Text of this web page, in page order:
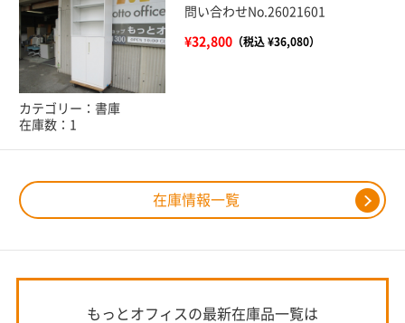
在庫情報一覧
問い合わせNo.26021601
¥32,800（税込 ¥36,080）
カテゴリー：書庫
在庫数：1
もっとオフィスの最新在庫品一覧は